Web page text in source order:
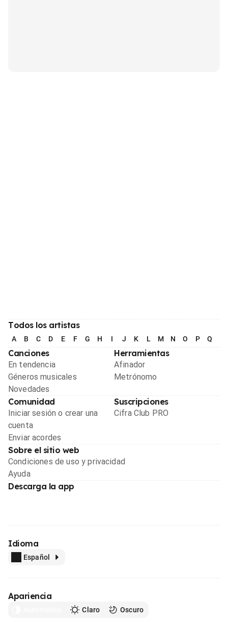
Todos los artistas
A B C D E F G H I J K L M N O P Q
Canciones
En tendencia
Géneros musicales
Novedades
Herramientas
Afinador
Metrónomo
Comunidad
Iniciar sesión o crear una
cuenta
Enviar acordes
Suscripciones
Cifra Club PRO
Sobre el sitio web
Condiciones de uso y privacidad
Ayuda
Descarga la app
Idioma
Español
Apariencia
Claro Oscuro